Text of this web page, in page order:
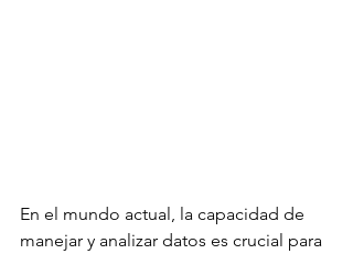
En el mundo actual, la capacidad de
manejar y analizar datos es crucial para